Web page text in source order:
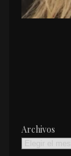
Archivos